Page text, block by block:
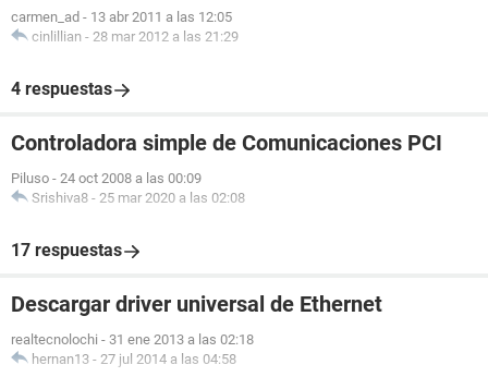
carmen_ad - 13 abr 2011 a las 12:05
cinlillian - 28 mar 2012 a las 21:29
4 respuestas
Controladora simple de Comunicaciones PCI
Piluso - 24 oct 2008 a las 00:09
Srishiva8 - 25 mar 2020 a las 02:08
17 respuestas
Descargar driver universal de Ethernet
realtecnolochi - 31 ene 2013 a las 02:18
hernan13 - 27 jul 2014 a las 04:58